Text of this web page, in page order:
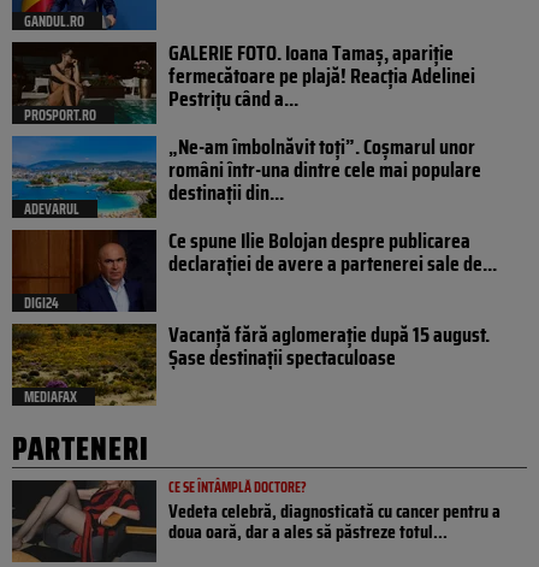
GANDUL.RO
PROSPORT.RO
GALERIE FOTO. Ioana Tamaş, apariție
fermecătoare pe plajă! Reacția Adelinei
Pestrițu când a...
ADEVARUL
„Ne-am îmbolnăvit toți”. Coșmarul unor
români într-una dintre cele mai populare
destinații din...
DIGI24
Ce spune Ilie Bolojan despre publicarea
declarației de avere a partenerei sale de...
MEDIAFAX
Vacanță fără aglomerație după 15 august.
Șase destinații spectaculoase
PARTENERI
CE SE ÎNTÂMPLĂ DOCTORE?
Vedeta celebră, diagnosticată cu cancer pentru a
doua oară, dar a ales să păstreze totul...